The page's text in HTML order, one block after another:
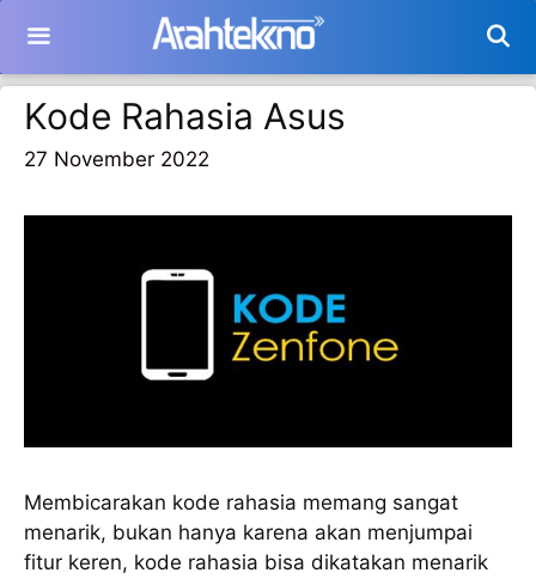
isi
Kode Rahasia Asus
27 November 2022
Membicarakan kode rahasia memang sangat
menarik, bukan hanya karena akan menjumpai
fitur keren, kode rahasia bisa dikatakan menarik